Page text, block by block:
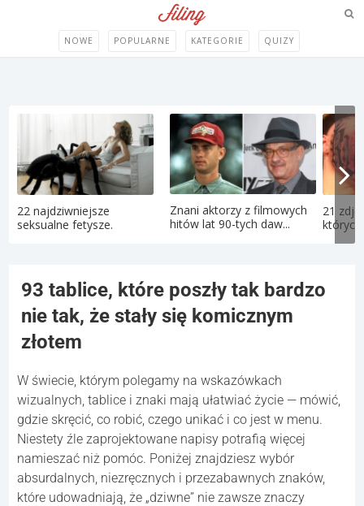
NOWE POPULARNE KATEGORIE QUIZY
22 najdziwniejsze
seksualne fetysze.
Znani aktorzy z filmowych
hitów lat 90-tych daw...
21
których
93 tablice, które poszły tak bardzo
nie tak, że stały się komicznym
złotem
W świecie, którym polegamy na wskazówkach
wizualnych, tablice i znaki mają ułatwiać życie — mówić,
gdzie skręcić, co robić, czego unikać i co jest w menu.
Niestety źle zaprojektowane napisy potrafią więcej
namieszać niż pomóc. Poniżej znajdziesz wybór
absurdalnych, niezręcznych i przezabawnych znaków,
które udowadniają, że „dziwne” nie zawsze znaczy